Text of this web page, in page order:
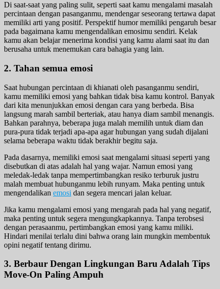
Di saat-saat yang paling sulit, seperti saat kamu mengalami masalah
percintaan dengan pasanganmu, mendengar seseorang tertawa dapat
memiliki arti yang positif. Perspektif humor memiliki pengaruh besar
pada bagaimana kamu mengendalikan emosimu sendiri. Kelak
kamu akan belajar menerima kondisi yang kamu alami saat itu dan
berusaha untuk menemukan cara bahagia yang lain.
2. Tahan semua emosi
Saat hubungan percintaan di khianati oleh pasanganmu sendiri,
kamu memiliki emosi yang bahkan tidak bisa kamu kontrol. Banyak
dari kita menunjukkan emosi dengan cara yang berbeda. Bisa
langsung marah sambil berteriak, atau hanya diam sambil menangis.
Bahkan parahnya, beberapa juga malah memilih untuk diam dan
pura-pura tidak terjadi apa-apa agar hubungan yang sudah dijalani
selama beberapa waktu tidak berakhir begitu saja.
Pada dasarnya, memiliki emosi saat mengalami situasi seperti yang
disebutkan di atas adalah hal yang wajar. Namun emosi yang
meledak-ledak tanpa mempertimbangkan resiko terburuk justru
malah membuat hubunganmu lebih runyam. Maka penting untuk
mengendalikan emosi dan segera mencari jalan keluar.
Jika kamu mengalami emosi yang mengarah pada hal yang negatif,
maka penting untuk segera mengungkapkannya. Tanpa terobsesi
dengan perasaanmu, pertimbangkan emosi yang kamu miliki.
Hindari menilai terlalu dini bahwa orang lain mungkin membentuk
opini negatif tentang dirimu.
3. Berbaur Dengan Lingkungan Baru Adalah Tips
Move-On Paling Ampuh